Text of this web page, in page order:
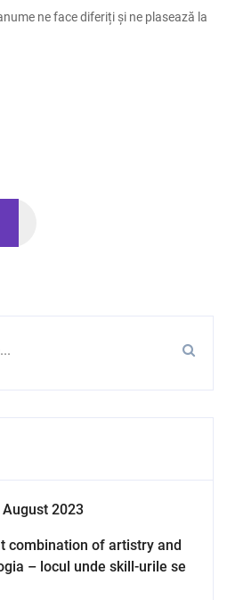
ne face diferiți și ne plasează la
2023
combination of artistry and
– locul unde skill-urile se